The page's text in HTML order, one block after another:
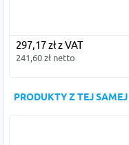
297,17 zł z VAT
241,60 zł netto
PRODUKTY Z TEJ